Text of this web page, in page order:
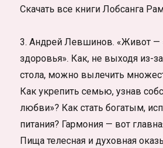
Скачать все книги Лобсанга
3. Андрей Левшинов. «Живот —
здоровья». Как, не выходя из-
стола, можно вылечить
Как укрепить семью, узнав
любви»? Как стать богатым,
питания? Гармония — вот
Пища телесная и духовная